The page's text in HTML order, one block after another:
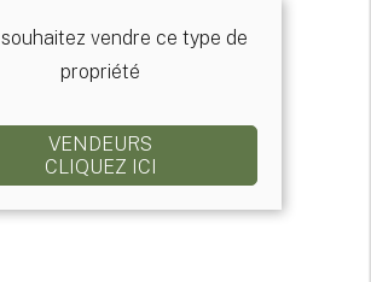
vendre ce type de
propriété
VENDEURS
CLIQUEZ ICI